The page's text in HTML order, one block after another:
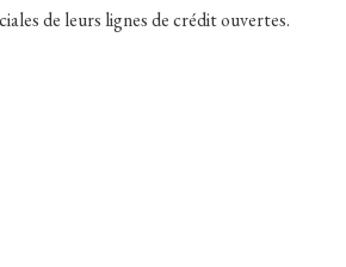
de leurs lignes de crédit ouvertes.